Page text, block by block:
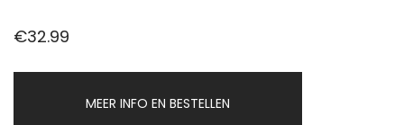
€32.99
MEER INFO EN BESTELLEN